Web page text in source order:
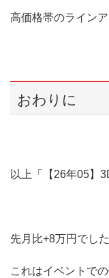
高価格帯のライン
おわりに
以上「【26年05】
先月比+8万円でした
これはイベントで